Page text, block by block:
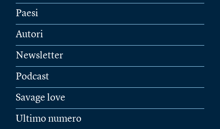
Paesi
Autori
Newsletter
Podcast
Savage love
Ultimo numero